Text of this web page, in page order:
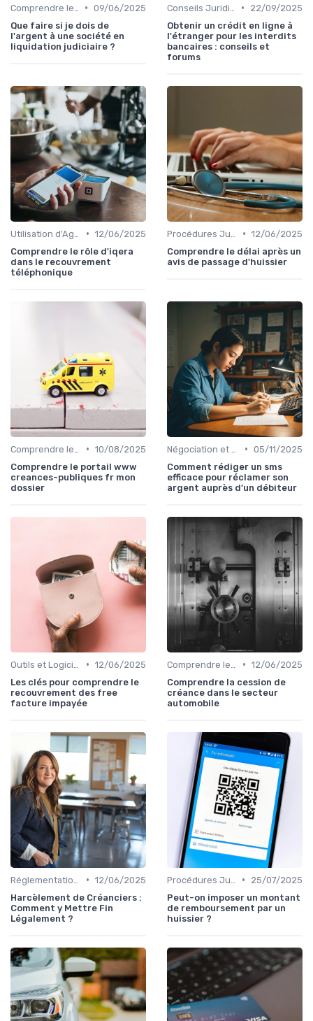
• 09/06/2025
Que faire si je dois de
l'argent à une société en
liquidation judiciaire ?
•
22/09/2025
Obtenir un crédit en ligne à
l'étranger pour les interdits
bancaires : conseils et
forums
• 12/06/2025
Comprendre le rôle d'iqera
dans le recouvrement
téléphonique
• 12/06/2025
Comprendre le délai après un
avis de passage d'huissier
• 10/08/2025
Comprendre le portail www
creances-publiques fr mon
dossier
• 05/11/2025
Comment rédiger un sms
efficace pour réclamer son
argent auprès d’un débiteur
• 12/06/2025
Les clés pour comprendre le
recouvrement des free
facture impayée
• 12/06/2025
Comprendre la cession de
créance dans le secteur
automobile
• 12/06/2025
Harcèlement de Créanciers :
Comment y Mettre Fin
Légalement ?
•
25/07/2025
Peut-on imposer un montant
de remboursement par un
huissier ?